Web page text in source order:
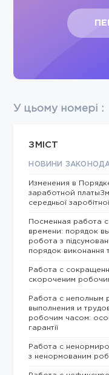
У цьому номері :
ЗМІСТ
Изменения в
заработной
середньої
Посменная работа
времени: порядок
робота з
порядок виконання
Работа с
скороченим
Работа с неполным
выполнения и
робочим часом:
гарантії
Работа с
з ненормованим
НОВИНИ